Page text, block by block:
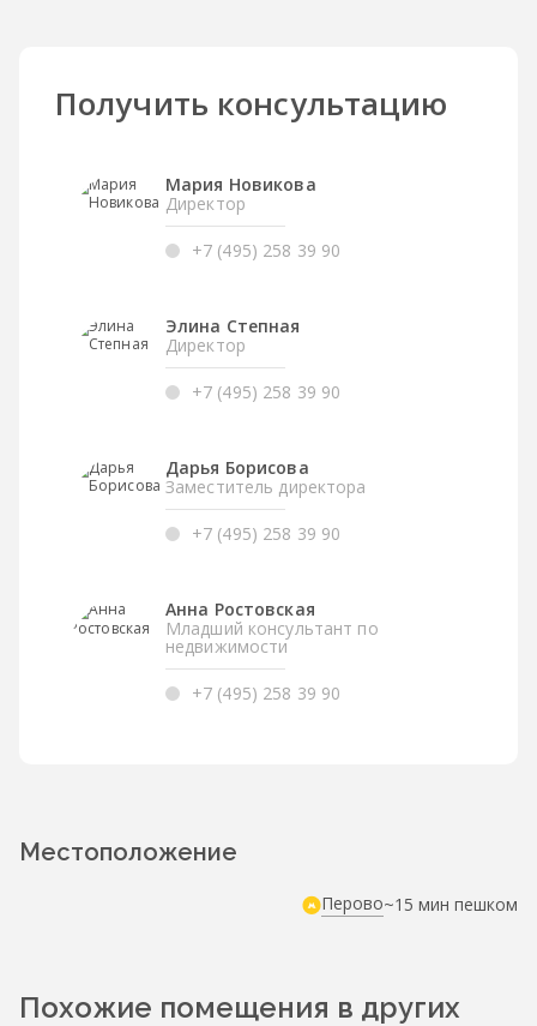
Получить консультацию
Мария Новикова
Директор
+7 (495) 258 39 90
Элина Степная
Директор
+7 (495) 258 39 90
Дарья Борисова
Заместитель директора
+7 (495) 258 39 90
Анна Ростовская
Младший консультант по
недвижимости
+7 (495) 258 39 90
Местоположение
Перово~15 мин пешком
Похожие помещения в других